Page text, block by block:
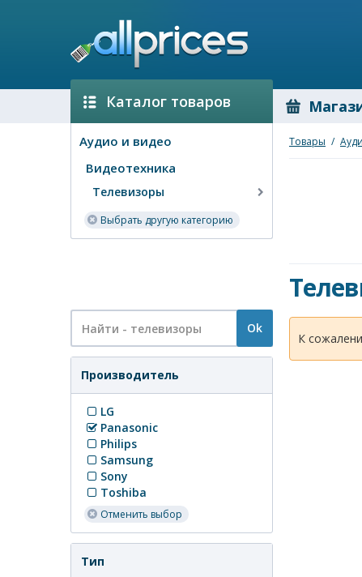
Каталог товаров
Аудио и видео
Видеотехника
Телевизоры
Выбрать другую категорию
Ok
Производитель
LG
Panasonic
Philips
Samsung
Sony
Toshiba
Отменить выбор
Тип
Товары /
К